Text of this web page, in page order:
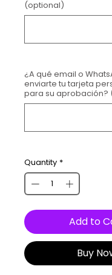
(optional)
¿A qué email o
enviarte tu tarjeta
para su aprobación?
Quantity *
Add to
Buy